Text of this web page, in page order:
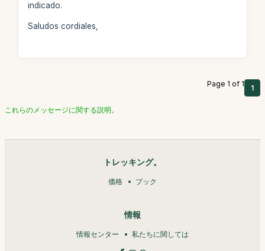
indicado.
Saludos cordiales,
Page 1 of 1 1
これらのメッセージに関する説明。
トレッキング。
価格 ブック
情報
情報センター 私たちに関しては